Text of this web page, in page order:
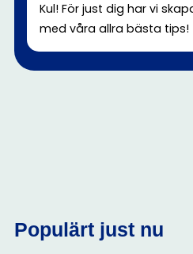
Kul! För just dig har vi
med våra allra bästa tips!
Populärt just nu